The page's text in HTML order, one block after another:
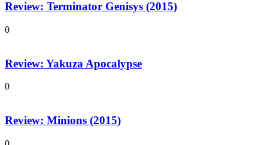
Review: Terminator Genisys (2015)
0
Review: Yakuza Apocalypse
0
Review: Minions (2015)